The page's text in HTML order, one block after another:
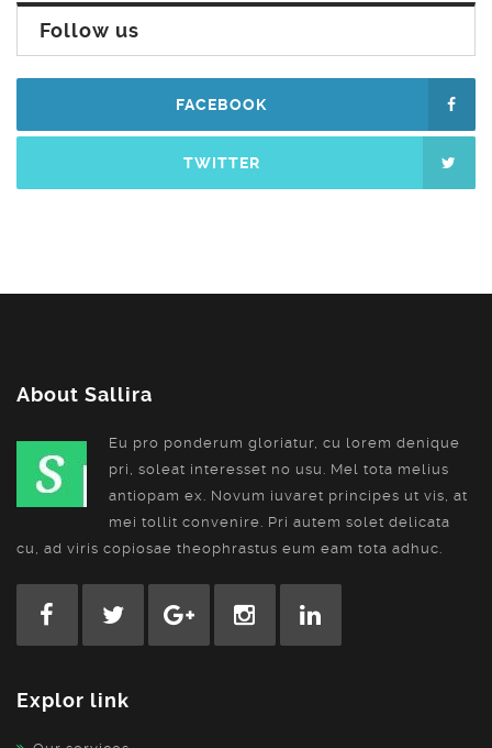
Follow us
FACEBOOK
TWITTER
About Sallira
Eu pro ponderum gloriatur, cu lorem denique
pri, soleat interesset no usu. Mel tota melius
antiopam ex. Novum iuvaret principes ut vis, at
mei tollit convenire. Pri autem solet delicata
cu, ad viris copiosae theophrastus eum eam tota adhuc.
Explor link